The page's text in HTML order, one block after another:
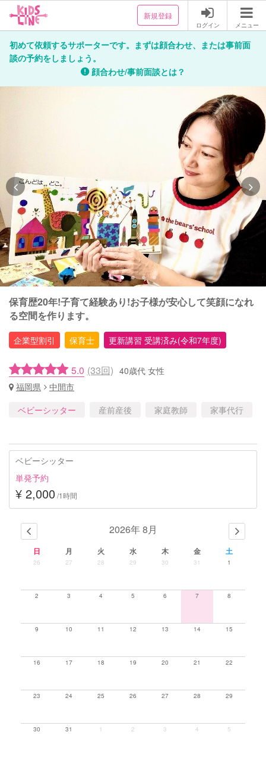
新規登録
ログイン メニュー
初めて依頼するサポーターです。まずは顔合わせ、または事前面
談の予約をしましょう。
顔合わせ/事前面談とは？
保育歴20年!子育て経験あり!お子様が安心して笑顔になれ
る空間を作ります。
企業型割引 保育士 更新講習 受講済み(令和7年度)
5.0 (33回) 40歳代 女性
福岡県
中間市
ベビーシッター
産前産後 家庭教師 家事代行
ベビーシッター
単発予約
¥ 2,000 /1時間
2026年 8月
日 月 火 水 木 金 土
26 27 28 29 30 31 1
2 3 4 5 6 7 8
9 10 11 12 13 14 15
16 17 18 19 20 21 22
23 24 25 26 27 28 29
30 31 1 2 3 4 5